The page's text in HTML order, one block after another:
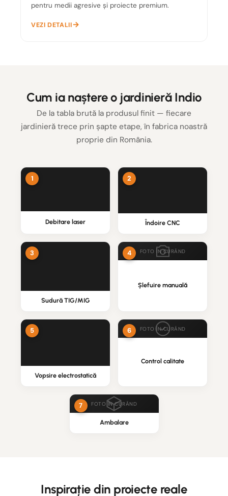
pentru medii agresive și proiecte premium.
VEZI DETALII
Cum ia naștere o jardinieră Indio
De la tabla brută la produsul finit — fiecare
jardinieră trece prin șapte etape, în fabrica noastră
proprie din România.
Debitare laser Îndoire CNC
Sudură TIG/MIG
FOTO ÎN CURÂND
Șlefuire manuală
Vopsire electrostatică
FOTO ÎN CURÂND
Control calitate
FOTO ÎN CURÂND
Ambalare
Inspirație din proiecte reale